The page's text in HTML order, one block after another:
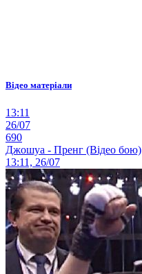
Відео матеріали
13:11
26/07
690
Джошуа - Пренг (Відео бою)
13:11, 26/07